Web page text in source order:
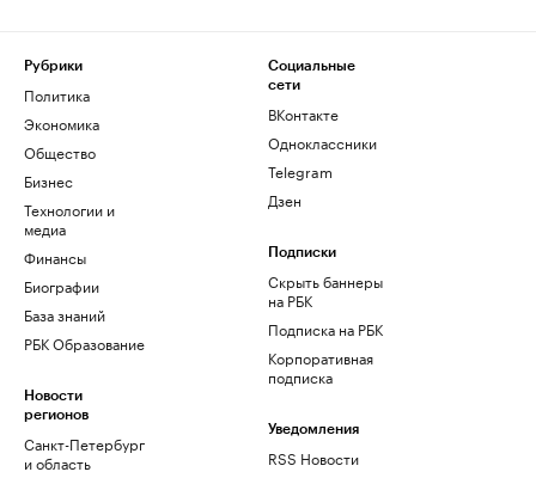
Рубрики
Политика
Экономика
Общество
Бизнес
Технологии и
медиа
Финансы
Биографии
База знаний
РБК Образование
Новости
регионов
Санкт-Петербург
и область
Социальные
сети
ВКонтакте
Одноклассники
Telegram
Дзен
Подписки
Скрыть баннеры
на РБК
Подписка на РБК
Корпоративная
подписка
Уведомления
RSS Новости